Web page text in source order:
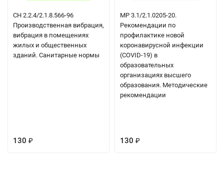
СН 2.2.4/2.1.8.566-96
Производственная вибрация,
вибрация в помещениях
жилых и общественных
зданий. Санитарные нормы
130 ₽
МР 3.1/2.1.0205-20.
Рекомендации по
профилактике новой
коронавирусной инфекции
(COVID-19) в
образовательных
организациях высшего
образования. Методические
рекомендации
130 ₽